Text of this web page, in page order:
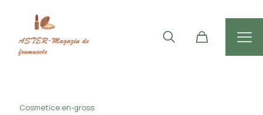
Cosmetice en-gross